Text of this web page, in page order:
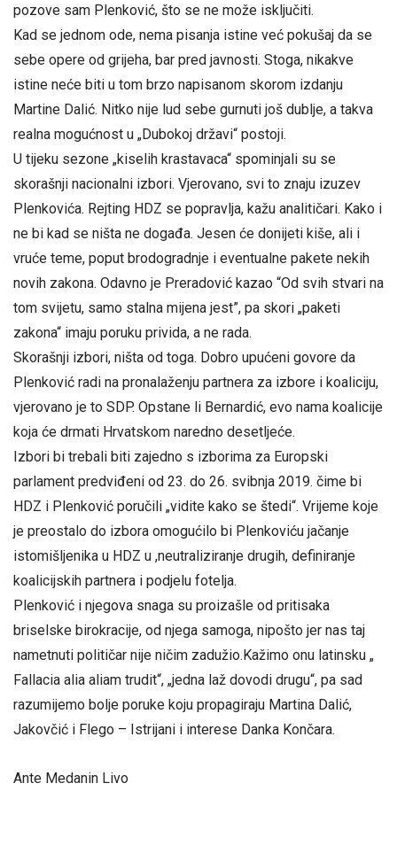
pozove sam Plenković, što se ne može isključiti.
Kad se jednom ode, nema pisanja istine već pokušaj da se
sebe opere od grijeha, bar pred javnosti. Stoga, nikakve
istine neće biti u tom brzo napisanom skorom izdanju
Martine Dalić. Nitko nije lud sebe gurnuti još dublje, a takva
realna mogućnost u „Dubokoj državi“ postoji.
U tijeku sezone „kiselih krastavaca“ spominjali su se
skorašnji nacionalni izbori. Vjerovano, svi to znaju izuzev
Plenkovića. Rejting HDZ se popravlja, kažu analitičari. Kako i
ne bi kad se ništa ne događa. Jesen će donijeti kiše, ali i
vruće teme, poput brodogradnje i eventualne pakete nekih
novih zakona. Odavno je Preradović kazao “Od svih stvari na
tom svijetu, samo stalna mijena jest”, pa skori „paketi
zakona“ imaju poruku privida, a ne rada.
Skorašnji izbori, ništa od toga. Dobro upućeni govore da
Plenković radi na pronalaženju partnera za izbore i koaliciju,
vjerovano je to SDP. Opstane li Bernardić, evo nama koalicije
koja će drmati Hrvatskom naredno desetljeće.
Izbori bi trebali biti zajedno s izborima za Europski
parlament predviđeni od 23. do 26. svibnja 2019. čime bi
HDZ i Plenković poručili „vidite kako se štedi“. Vrijeme koje
je preostalo do izbora omogućilo bi Plenkoviću jačanje
istomišljenika u HDZ u ,neutraliziranje drugih, definiranje
koalicijskih partnera i podjelu fotelja.
Plenković i njegova snaga su proizašle od pritisaka
briselske birokracije, od njega samoga, nipošto jer nas taj
nametnuti političar nije ničim zadužio.Kažimo onu latinsku „
Fallacia alia aliam trudit“, „jedna laž dovodi drugu“, pa sad
razumijemo bolje poruke koju propagiraju Martina Dalić,
Jakovčić i Flego – Istrijani i interese Danka Končara.
Ante Medanin Livo